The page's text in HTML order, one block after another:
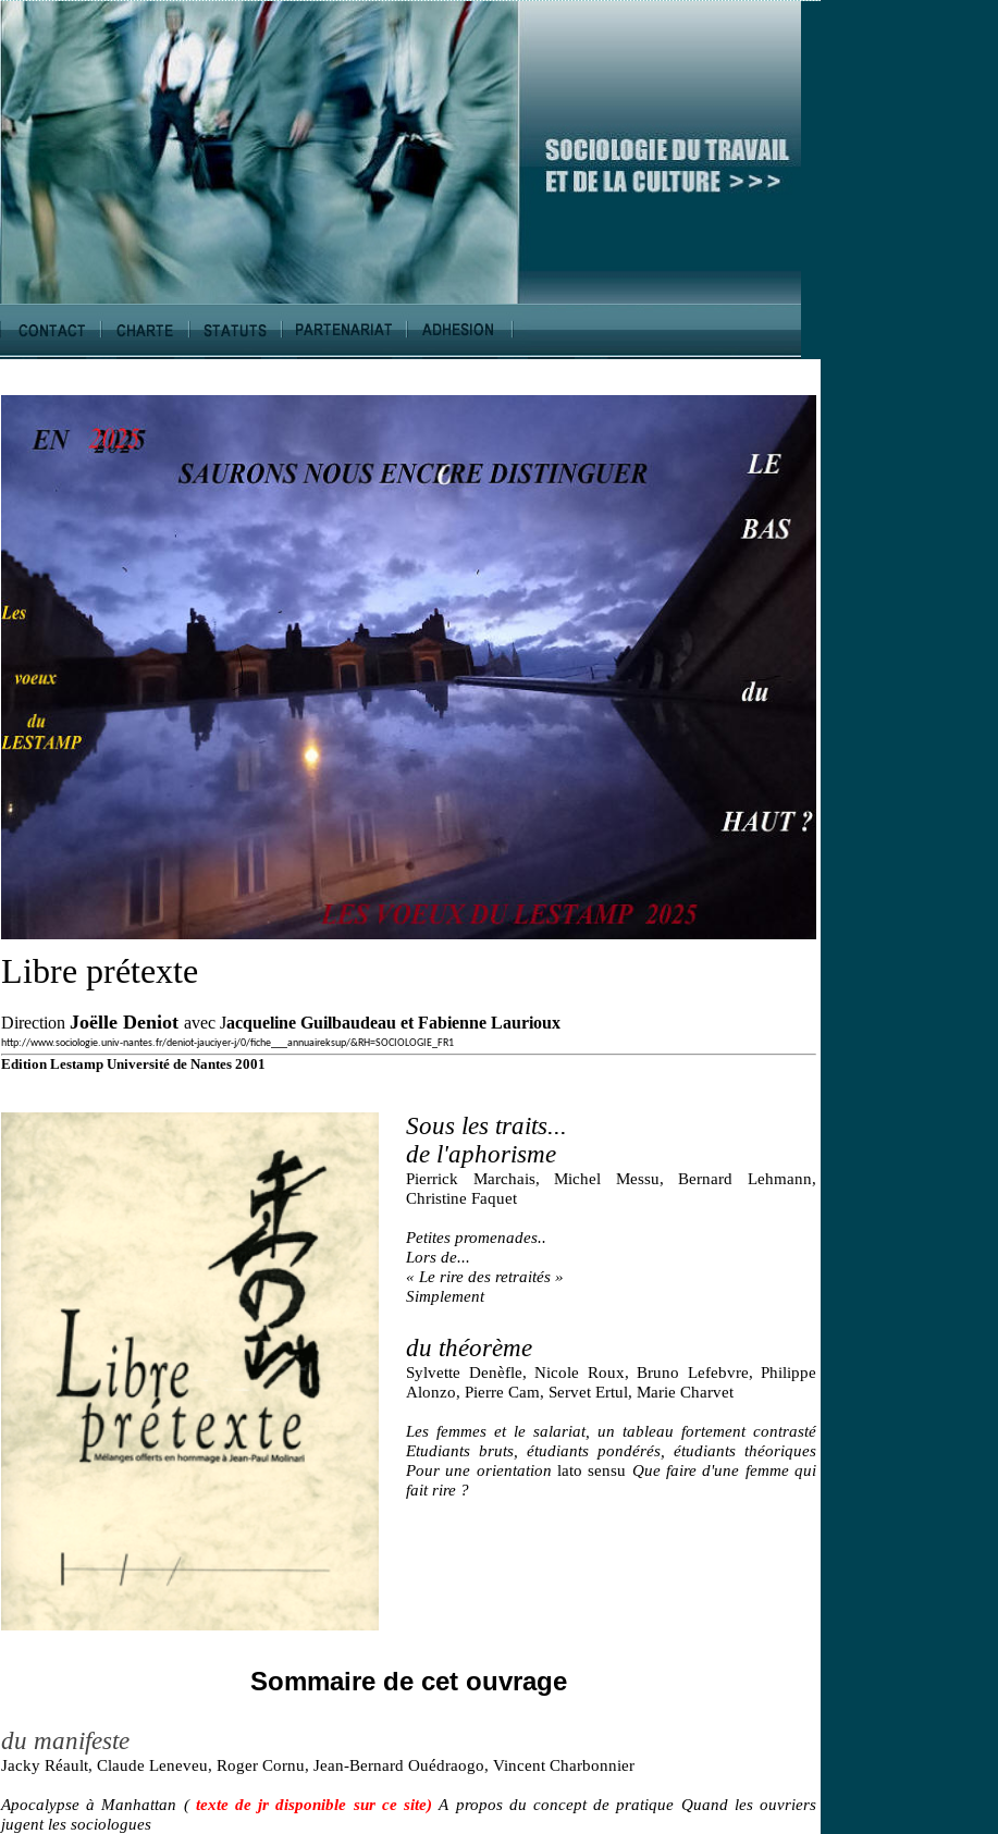
Libre prétexte
Direction Joëlle Deniot avec Jacqueline Guilbaudeau et Fabienne Laurioux
http://www.sociologie.univ-nantes.fr/deniot-jauciyer-j/0/fiche___annuaireksup/&RH=SOCIOLOGIE_FR1
Edition Lestamp Université de Nantes 2001
Sous les traits...
de l'aphorisme
Pierrick Marchais, Michel Messu, Bernard Lehmann,
Christine Faquet
Petites promenades..
Lors de...
« Le rire des retraités »
Simplement
du théorème
Sylvette Denèfle, Nicole Roux, Bruno Lefebvre, Philippe
Alonzo, Pierre Cam, Servet Ertul, Marie Charvet
Les femmes et le salariat, un tableau fortement contrasté
Etudiants bruts, étudiants pondérés, étudiants théoriques
Pour une orientation lato sensu Que faire d'une femme qui
fait rire ?
Sommaire de cet ouvrage
du manifeste
Jacky Réault, Claude Leneveu, Roger Cornu, Jean-Bernard Ouédraogo, Vincent Charbonnier
Apocalypse à Manhattan (texte de jr disponible sur ce site) A propos du concept de pratique Quand les ouvriers
jugent les socio­logues